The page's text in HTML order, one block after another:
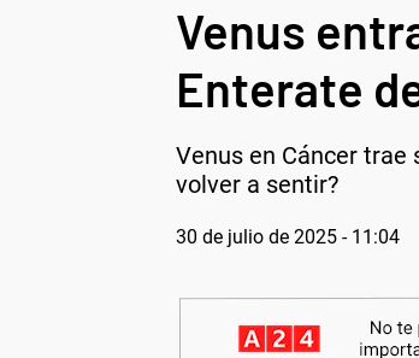
Venus
Enterate
Venus en Cáncer
volver a sentir?
30 de julio de 2025 - 11:04